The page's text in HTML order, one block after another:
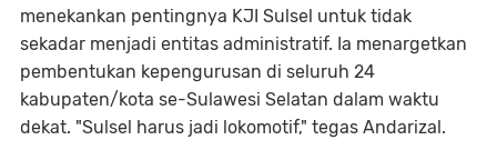
menekankan pentingnya KJI Sulsel untuk tidak
sekadar menjadi entitas administratif. Ia menargetkan
pembentukan kepengurusan di seluruh 24
kabupaten/kota se-Sulawesi Selatan dalam waktu
dekat. "Sulsel harus jadi lokomotif," tegas Andarizal.